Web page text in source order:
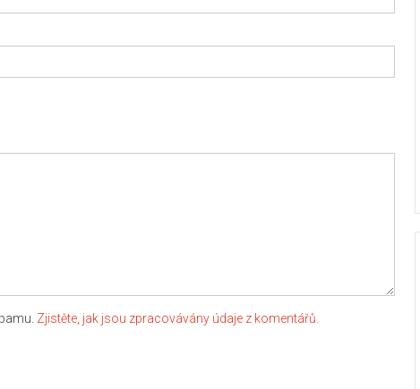
Zjistěte, jak jsou zpracovávány údaje z komentářů.